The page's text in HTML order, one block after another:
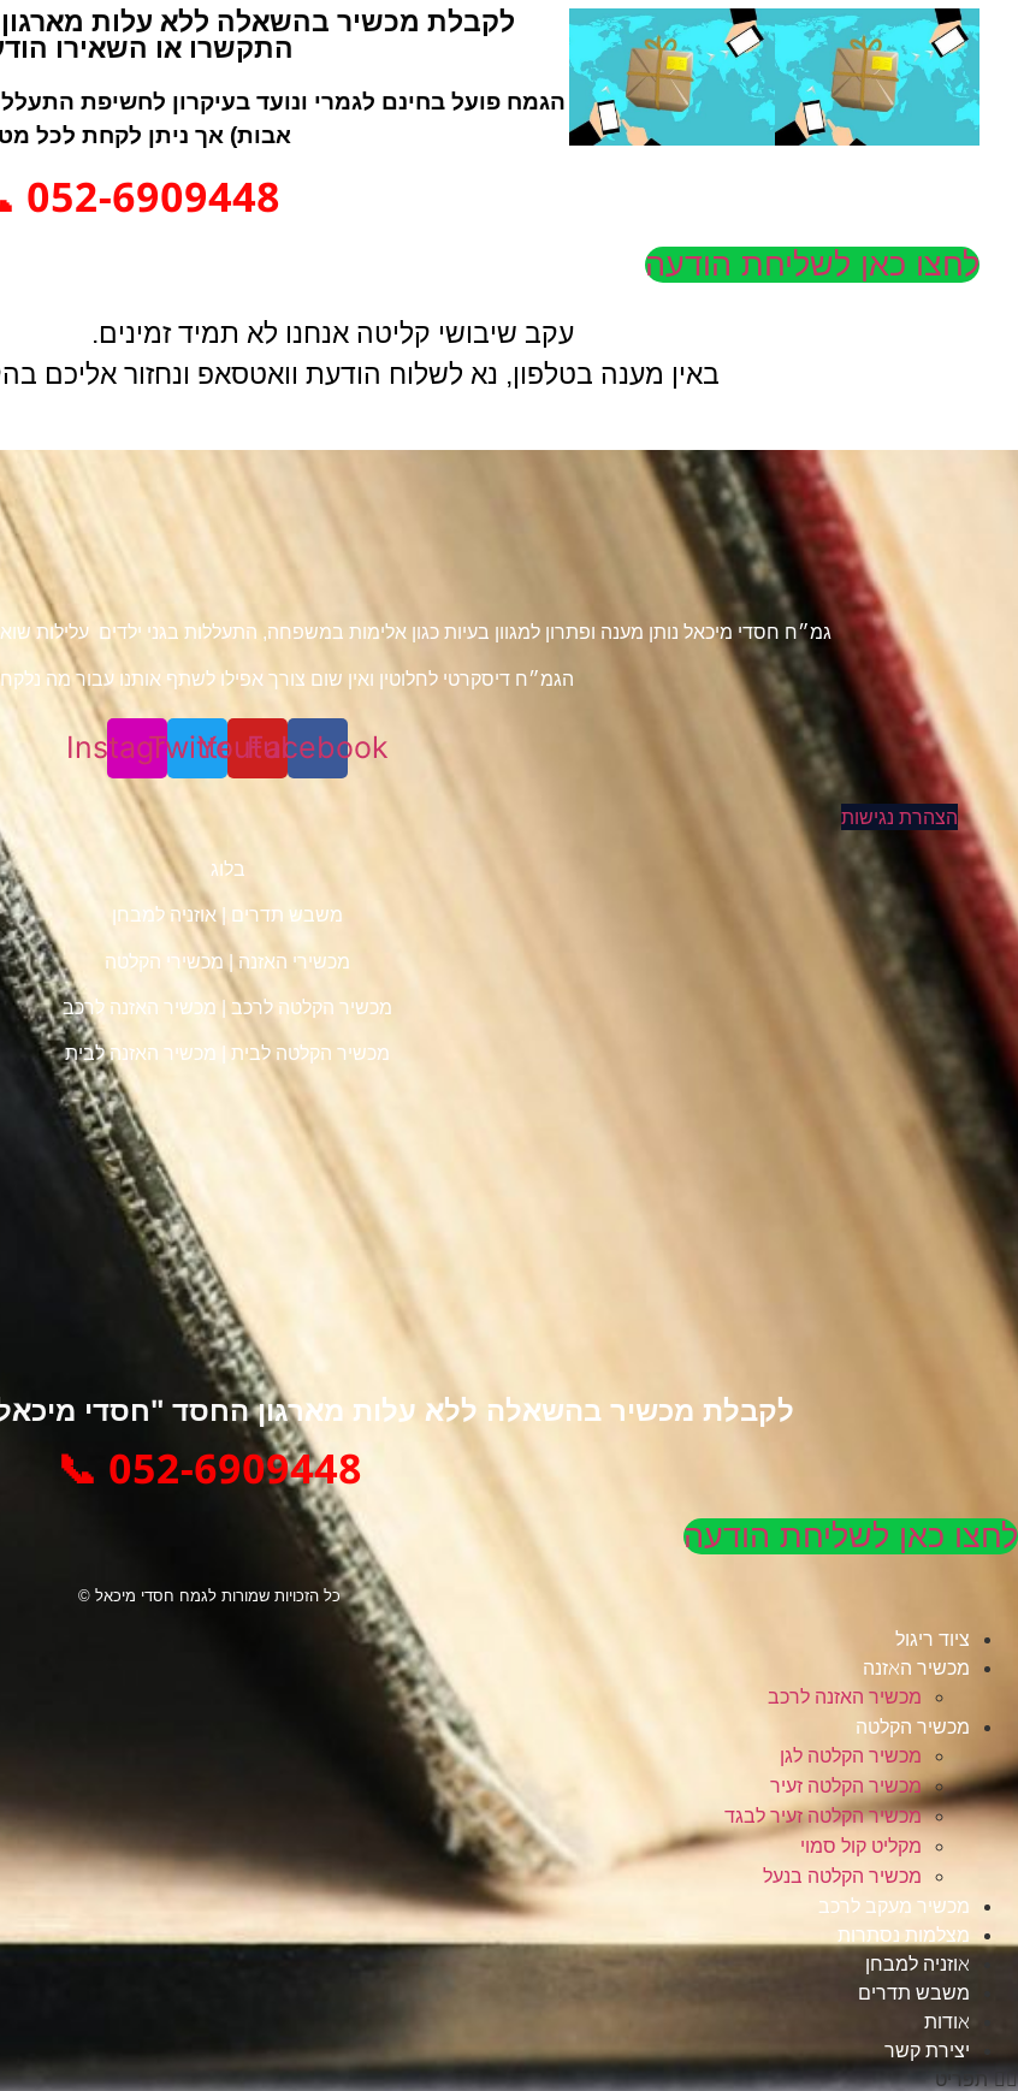
לקבלת מכשיר בהשאלה ללא עלות
התקשרו או השאירו
הגמח פועל בחינם לגמרי ונועד בעיקרון לחשיפת
אבות) אך ניתן לקחת לכל
052-6909448 📞
לחצו כאן לשליחת הודעה
עקב שיבושי קליטה אנחנו לא תמיד זמינים.
באין מענה בטלפון, נא לשלוח הודעת וואטסאפ ונחזור אליכם
גמ״ח חסדי מיכאל נותן מענה ופתרון למגוון בעיות כגון אלימות במשפחה, התעללות בגני ילדים
הגמ״ח דיסקרטי לחלוטין ואין שום צורך אפילו לשתף אותנו עבור מה
Facebook
Youtube
Twitter
Instagram
הצהרת נגישות
בלוג
משבש תדרים |אוזניה למבחן
מכשירי האזנה מכשירי הקלטה
מכשיר הקלטה לרכב מכשיר האזנה לרכב
מכשיר הקלטה לבית מכשיר האזנה לבית
לקבלת מכשיר בהשאלה ללא עלות מארגון החסד "חסדי
052-6909448 📞
לחצו כאן לשליחת הודעה
כל הזכויות שמורות לגמח חסדי מיכאל ©
ציוד ריגול
מכשיר האזנה
מכשיר האזנה לרכב
מכשיר הקלטה
מכשיר הקלטה לגן
מכשיר הקלטה זעיר
מכשיר הקלטה זעיר לבגד
מקליט קול סמוי
מכשיר הקלטה בנעל
מכשיר מעקב לרכב
מצלמות נסתרות
אוזניה למבחן
משבש תדרים
אודות
יצירת קשר
תפריט